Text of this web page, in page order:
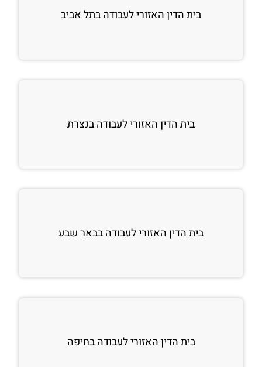
בית הדין האזורי לעבודה בתל אביב
בית הדין האזורי לעבודה בנצרת
בית הדין האזורי לעבודה בבאר שבע
בית הדין האזורי לעבודה בחיפה